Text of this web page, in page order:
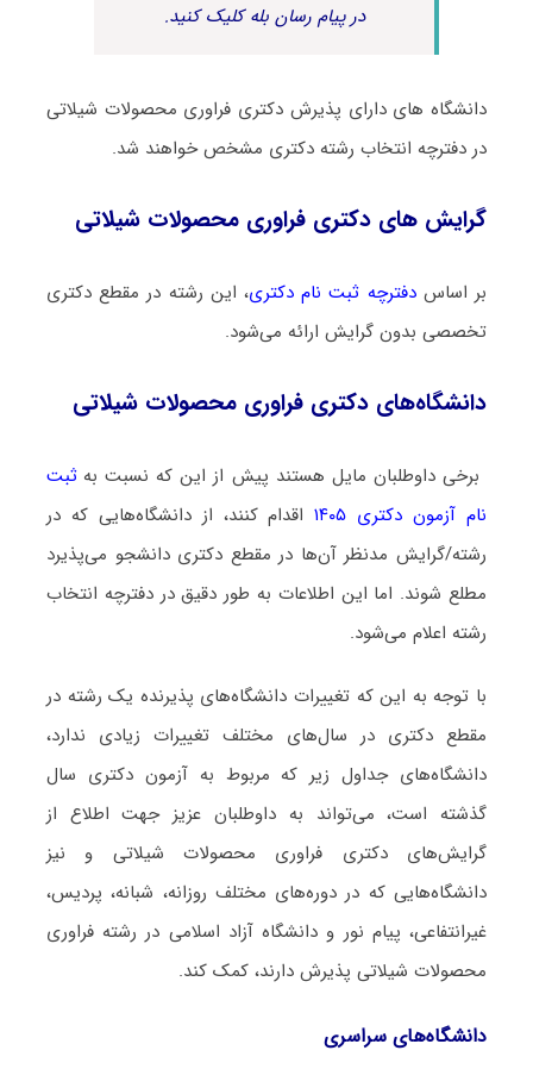
در پیام رسان بله کلیک کنید.
دانشگاه های دارای پذیرش دکتری ﻓﺮاوری ﻣﺤﺼﻮﻻت شیلاتی
در دفترچه انتخاب رشته دکتری مشخص خواهند شد.
گرایش های دکتری ﻓﺮاوری ﻣﺤﺼﻮﻻت شیلاتی
بر اساسدفترچه ثبت نام دکتری، این رشته در مقطع دکتری
تخصصی بدون گرایش ارائه می‌شود.
دانشگاه‌های دکتری ﻓﺮاوری ﻣﺤﺼﻮﻻت شیلاتی
برخی داوطلبان مایل هستند پیش از این که نسبت به ثبت
نام آزمون دکتری ۱۴۰۵
اقدام کنند، از دانشگاه‌هایی که در
رشته/گرایش مدنظر آن‌ها در مقطع دکتری دانشجو می‌پذیرد
مطلع شوند. اما این اطلاعات به طور دقیق در دفترچه انتخاب
رشته اعلام می‌شود.
با توجه به این که تغییرات دانشگاه‌های پذیرنده یک رشته در
مقطع دکتری در سال‌های مختلف تغییرات زیادی ندارد،
دانشگاه‌های جداول زیر که مربوط به آزمون دکتری سال
گذشته است، می‌تواند به داوطلبان عزیز جهت اطلاع از
گرایش‌های دکتری ﻓﺮاوری ﻣﺤﺼﻮﻻت شیلاتی و نیز
دانشگاه‌هایی که در دوره‌های مختلف روزانه، شبانه، پردیس،
غیرانتفاعی، پیام نور و دانشگاه آزاد اﺳﻼمی در رشته ﻓﺮاوری
ﻣﺤﺼﻮﻻت شیلاتی پذیرش دارند، کمک کند.
دانشگاه‌های سراسری